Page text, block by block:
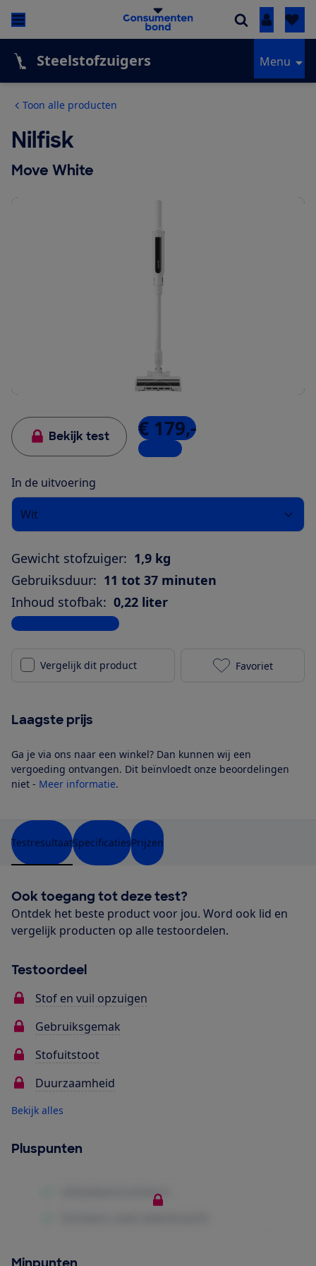
Inloggen
Steelstofzuigers Menu
Toon alle producten
Nilfisk
Move White
Bekijk test € 179,-
1 winkel
In de uitvoering
Wit
Gewicht stofzuiger: 1,9 kg
Gebruiksduur: 11 tot 37 minuten
Inhoud stofbak: 0,22 liter
Bekijk alle specificaties
Vergelijk dit product Nilfisk Move
Favoriet
Laagste prijs
Ga je via ons naar een winkel? Dan kunnen wij een
vergoeding ontvangen. Dit beïnvloedt onze beoordelingen
niet - Meer informatie.
TestresultaatSpecificatiesPrijzen
Ook toegang tot deze test?
Ontdek het beste product voor jou. Word ook lid en
vergelijk producten op alle testoordelen.
Testoordeel
Stof en vuil opzuigen
Gebruiksgemak
Stofuitstoot
Duurzaamheid
Bekijk alles
Pluspunten